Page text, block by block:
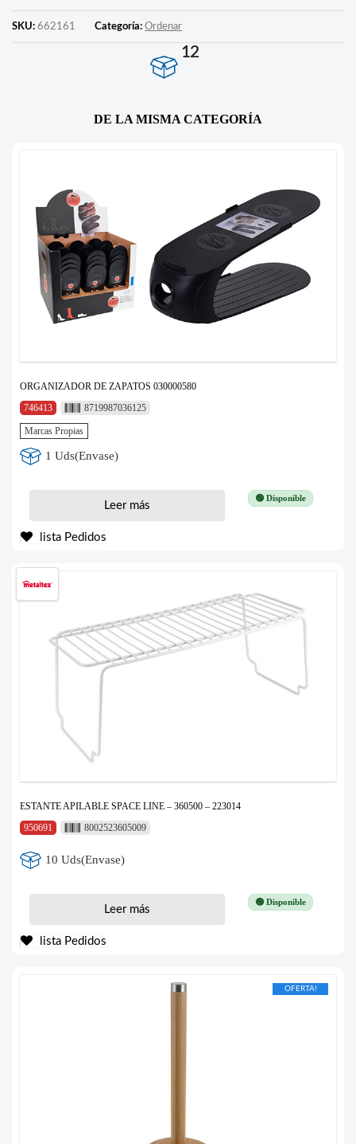
SKU: 662161 Categoría: Ordenar
12
DE LA MISMA CATEGORÍA
ORGANIZADOR DE ZAPATOS 030000580
746413
8719987036125
Marcas Propias
1 Uds(Envase)
🟢 Disponible
Leer más
lista Pedidos
ESTANTE APILABLE SPACE LINE – 360500 – 223014
950691
8002523605009
10 Uds(Envase)
🟢 Disponible
Leer más
lista Pedidos
OFERTA!